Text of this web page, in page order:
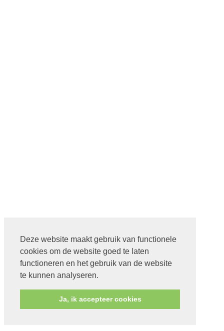
Deze website maakt gebruik van functionele
cookies om de website goed te laten
functioneren en het gebruik van de website
te kunnen analyseren.
Ja, ik accepteer cookies